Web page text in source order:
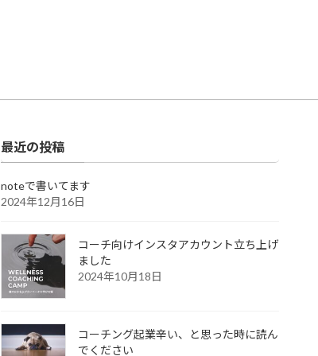
最近の投稿
noteで書いてます
2024年12月16日
コーチ向けインスタアカウント立ち上げ
ました
2024年10月18日
コーチング起業辛い、と思った時に読ん
でください